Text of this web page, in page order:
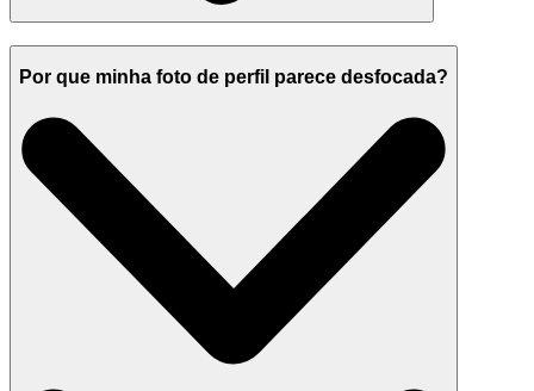
Por que minha foto de perfil parece desfocada?